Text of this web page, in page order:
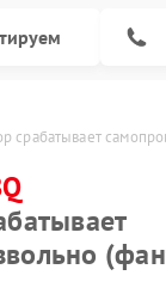
срабатывает